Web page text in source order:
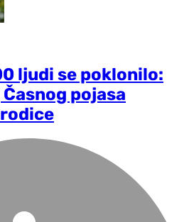
ljudi se poklonilo:
pojasa